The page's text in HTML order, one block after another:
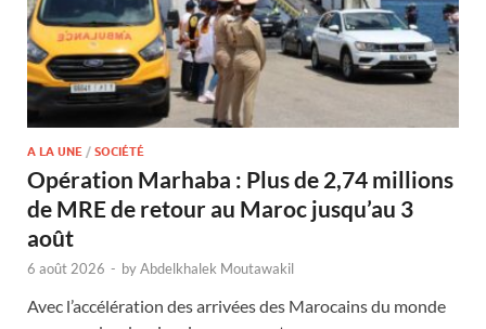
A LA UNE / SOCIÉTÉ
Opération Marhaba : Plus de 2,74 millions
de MRE de retour au Maroc jusqu’au 3
août
6 août 2026 - byAbdelkhalek Moutawakil
Avec l’accélération des arrivées des Marocains du monde